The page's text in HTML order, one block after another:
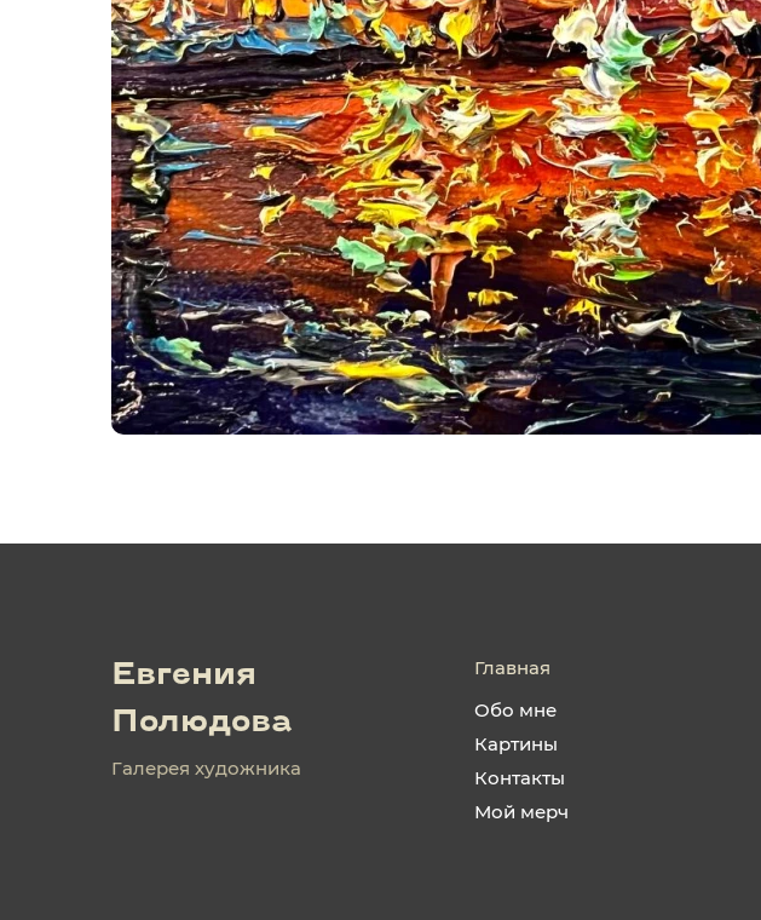
Евгения
Полюдова
Галерея художника
Главная
Обо мне
Картины
Контакты
Мой мерч